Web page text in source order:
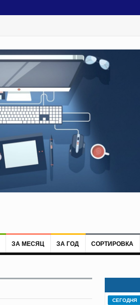
ЗА МЕСЯЦ ЗА ГОД СОРТИРОВКА
СЕГОДНЯ